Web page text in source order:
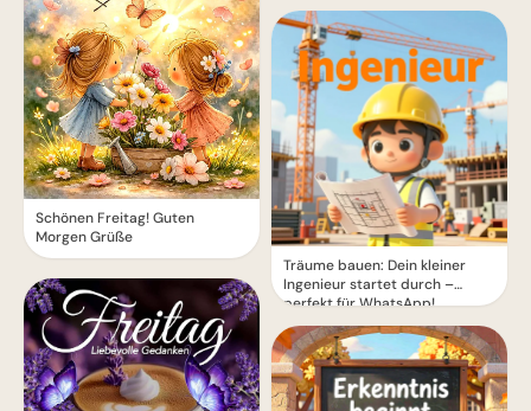
Schönen Freitag! Guten
Morgen Grüße
Träume bauen: Dein kleiner
Ingenieur startet durch –
perfekt für WhatsApp!